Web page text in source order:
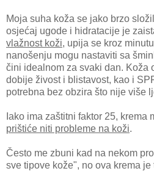
Moja suha koža se jako brzo
osjećaj ugode i hidratacije je
vlažnost koži, upija se kroz
nanošenju mogu nastaviti sa
čini idealnom za svaki dan. Koža
dobije živost i blistavost, kao i
potrebna bez obzira što nije više
Iako ima zaštitni faktor 25, krema
prištiće niti probleme na koži.
Često me zbuni kad na nekom
sve tipove kože", no ova krema